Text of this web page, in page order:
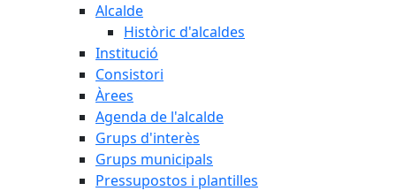
Alcalde
Històric d'alcaldes
Institució
Consistori
Àrees
Agenda de l'alcalde
Grups d'interès
Grups municipals
Pressupostos i plantilles